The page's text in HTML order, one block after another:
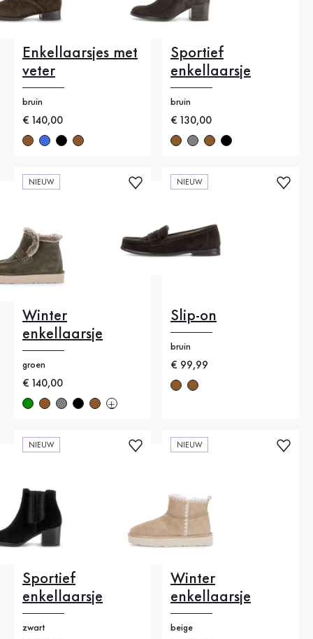
Enkellaarsjes met
veter
bruin
Nieuwe prijs
€ 140,00
Sportief
enkellaarsje
bruin
Nieuwe prijs
€ 130,00
NIEUW
Winter
enkellaarsje
groen
Nieuwe prijs
€ 140,00
NIEUW
Slip-on
bruin
Nieuwe prijs
€ 99,99
NIEUW
Sportief
enkellaarsje
zwart
NIEUW
Winter
enkellaarsje
beige